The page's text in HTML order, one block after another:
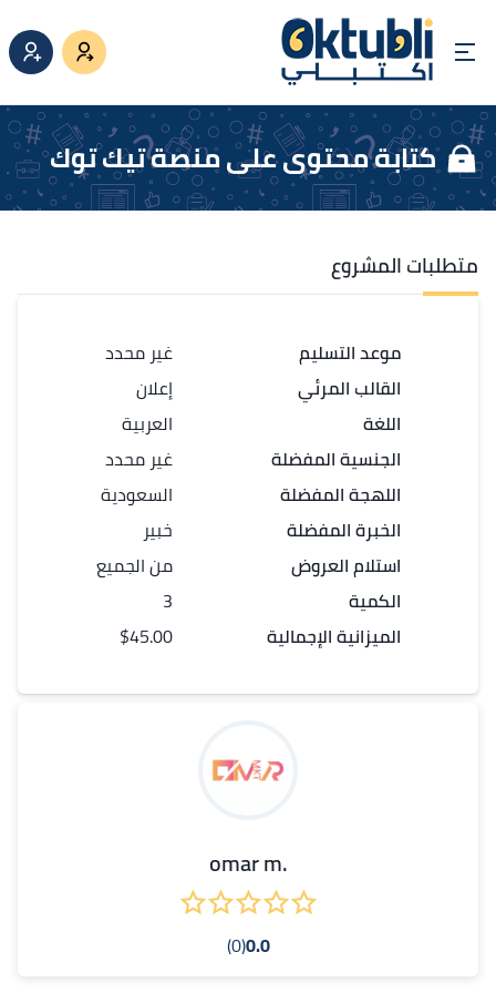
كتابة محتوى على منصة تيك توك
متطلبات المشروع
موعد التسليم
القالب المرئي
اللغة
الجنسية المفضلة
اللهجة المفضلة
الخبرة المفضلة
استلام العروض
الكمية
الميزانية الإجمالية
غير محدد
إعلان
العربية
غير محدد
السعودية
خبير
من الجميع
3
$45.00
.omar m
0.0
(0)